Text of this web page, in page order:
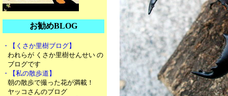
お勧めBLOG
・【くさか里樹ブログ】
われらが くさか里樹せんせい の
ブログです
・【私の散歩道】
朝の散歩で撮った花が満載！
ヤッコさんのブログ